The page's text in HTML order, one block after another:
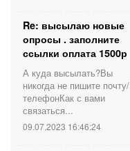
Re: высылаю новые
опросы . заполните
ссылки оплата 1500р
А куда высылать?Вы
никогда не пишите почту/
телефонКак с вами
связаться...
09.07.2023 16:46:24